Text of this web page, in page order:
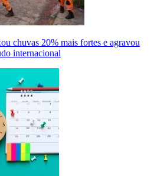
chuvas 20% mais fortes e agravou
internacional